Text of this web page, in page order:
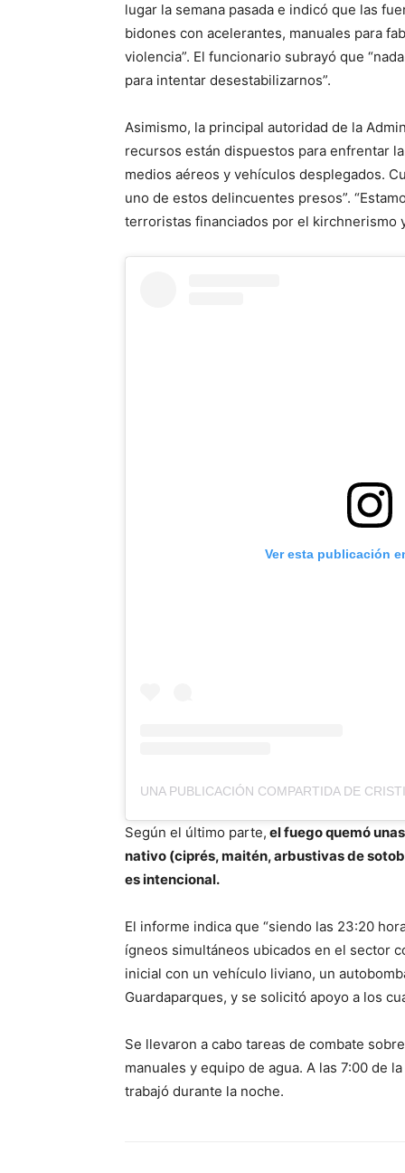
lugar la semana pasada e indicó que las
bidones con acelerantes, manuales para
violencia”. El funcionario subrayó que
para intentar desestabilizarnos”.
Asimismo, la principal autoridad de la
recursos están dispuestos para enfrentar
medios aéreos y vehículos desplegados.
uno de estos delincuentes presos”.
terroristas financiados por el kirchnerismo
Ver esta publicación
Según el último parte, el fuego quemó
nativo (ciprés, maitén, arbustivas de
es intencional.
El informe indica que “siendo las 23:20
ígneos simultáneos ubicados en el sector
inicial con un vehículo liviano, un
Guardaparques, y se solicitó apoyo a los
Se llevaron a cabo tareas de combate
manuales y equipo de agua. A las 7:00 de
trabajó durante la noche.